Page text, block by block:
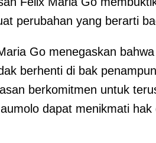
perubahan yang berarti
Go menegaskan
berhenti di bak
berkomitmen untuk
dapat menikmati